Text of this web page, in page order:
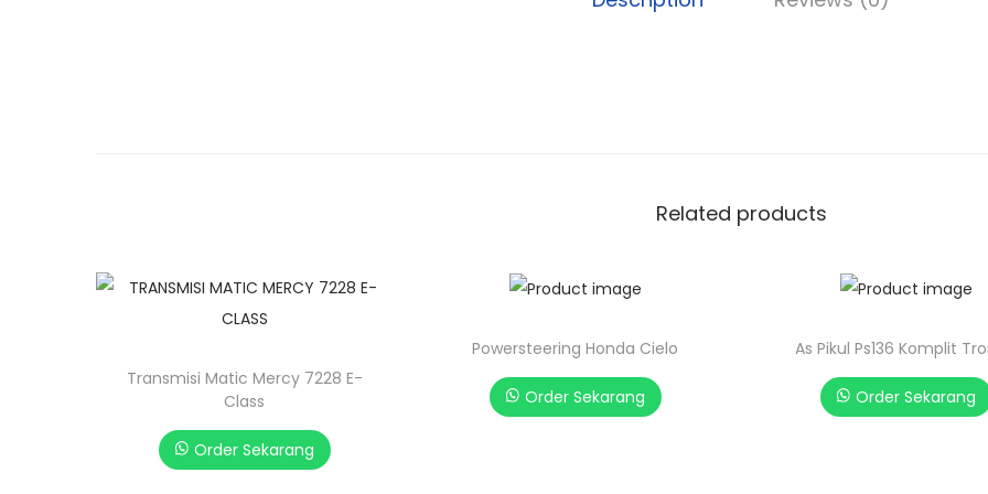
Related products
Transmisi Matic Mercy 7228 E-
Class
Order Sekarang
Powersteering Honda Cielo
Order Sekarang
As Pikul Ps136 Komplit
Order Sekarang